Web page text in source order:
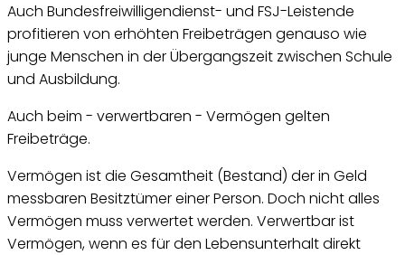
Auch Bundesfreiwilligendienst- und FSJ-Leistende
profitieren von erhöhten Freibeträgen genauso wie
junge Menschen in der Übergangszeit zwischen Schule
und Ausbildung.
Auch beim - verwertbaren - Vermögen gelten
Freibeträge.
Vermögen ist die Gesamtheit (Bestand) der in Geld
messbaren Besitztümer einer Person. Doch nicht alles
Vermögen muss verwertet werden. Verwertbar ist
Vermögen, wenn es für den Lebensunterhalt direkt